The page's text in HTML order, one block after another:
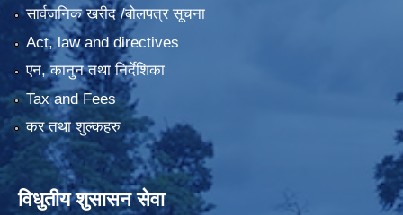
सार्वजनिक खरीद /बोलपत्र सूचना
Act, law and directives
एन, कानुन तथा निर्देशिका
Tax and Fees
कर तथा शुल्कहरु
विधुतीय शुसासन सेवा